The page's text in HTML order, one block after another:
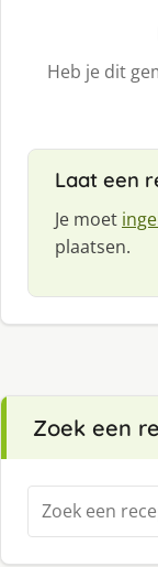
Heb je dit
Laat een
Je moet
plaatsen.
Zoek een
Zoeken
naar: